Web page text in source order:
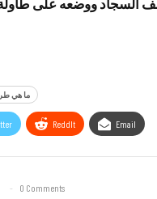
ووضعه على طاولة
ما هي
ReddIt Email
0 Comments